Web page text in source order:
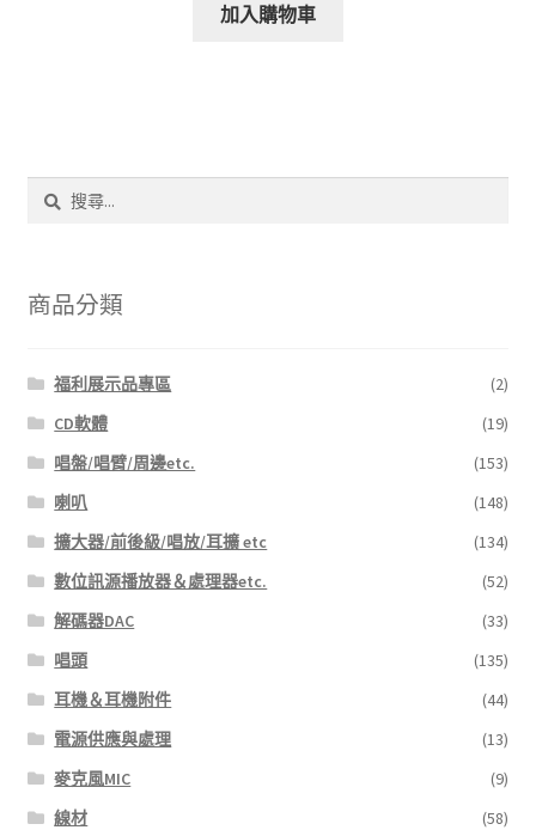
加入購物車
字:
商品分類
福利展示品專區
(2)
CD軟體
(19)
唱盤/唱臂/周邊etc.
(153)
喇叭
(148)
擴大器/前後級/唱放/耳擴 etc
(134)
數位訊源播放器＆處理器etc.
(52)
解碼器DAC
(33)
唱頭
(135)
耳機＆耳機附件
(44)
電源供應與處理
(13)
麥克風MIC
(9)
線材
(58)